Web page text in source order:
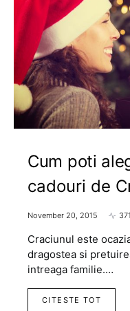
Cum poti
cadouri de
November 20, 2015
Craciunul este
dragostea si
intreaga familie.…
CITESTE TOT